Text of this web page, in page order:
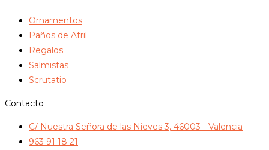
Ornamentos
Paños de Atril
Regalos
Salmistas
Scrutatio
Contacto
C/ Nuestra Señora de las Nieves 3, 46003 - Valencia
963 91 18 21